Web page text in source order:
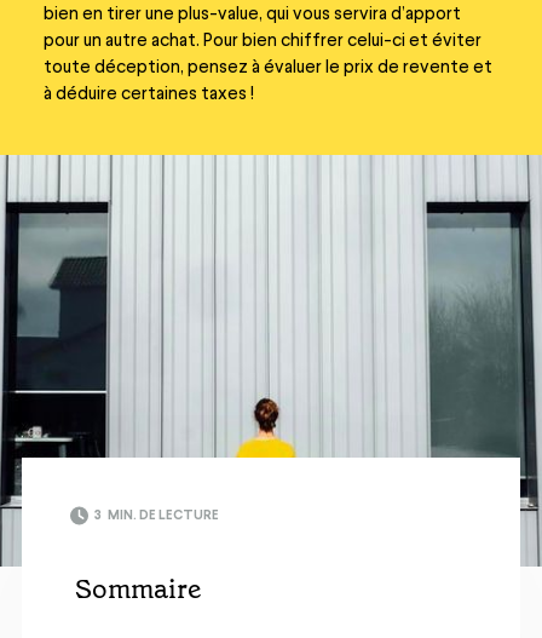
bien en tirer une plus-value, qui vous servira d’apport
pour un autre achat. Pour bien chiffrer celui-ci et éviter
toute déception, pensez à évaluer le prix de revente et
à déduire certaines taxes !
3 MIN. DE LECTURE
Sommaire